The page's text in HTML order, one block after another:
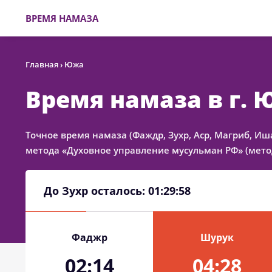
ВРЕМЯ НАМАЗА
Главная› Южа
Время намаза в г.
Точное время намаза (Фаждр, Зухр, Аср, Магриб,
метода «Духовное управление мусульман РФ»
До Зухр осталось: 01:29:58
Фаджр
02:14
Шурук
04:28